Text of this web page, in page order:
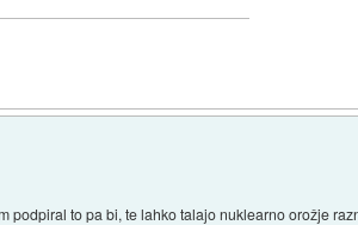
podpiral to pa bi, te lahko talajo nuklearno orožje